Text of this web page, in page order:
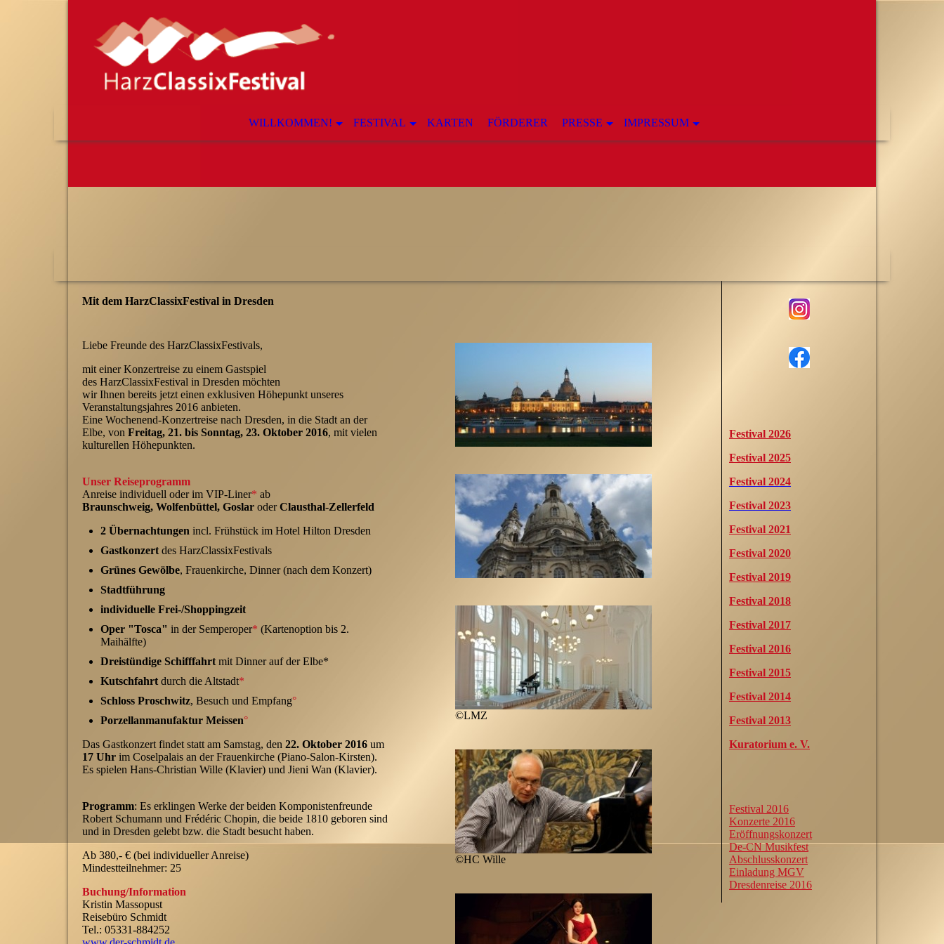
WILLKOMMEN! FESTIVAL KARTEN FÖRDERER PRESSE IMPRESSUM
Mit dem HarzClassixFestival in Dresden
Liebe Freunde des HarzClassixFestivals,
mit einer Konzertreise zu einem Gastspiel
des HarzClassixFestival in Dresden möchten
wir Ihnen bereits jetzt einen exklusiven Höhepunkt unseres
Veranstaltungsjahres 2016 anbieten.
Eine Wochenend-Konzertreise nach Dresden, in die Stadt an der
Elbe, von Freitag, 21. bis Sonntag, 23. Oktober 2016, mit vielen
kulturellen Höhepunkten.
Unser Reiseprogramm
Anreise individuell oder im VIP-Liner* ab
Braunschweig, Wolfenbüttel, Goslar oderClausthal-Zellerfeld
2 Übernachtungen incl. Frühstück im Hotel Hilton Dresden
Gastkonzert des HarzClassixFestivals
Grünes Gewölbe, Frauenkirche, Dinner (nach dem Konzert)
Stadtführung
individuelle Frei-/Shoppingzeit
Oper "Tosca" in der Semperoper* (Kartenoption bis 2.
Maihälfte)
Dreistündige Schifffahrt mit Dinner auf der Elbe*
Kutschfahrt durch die Altstadt*
Schloss Proschwitz, Besuch und Empfang°
Porzellanmanufaktur Meissen°
Das Gastkonzert findet statt am Samstag, den 22. Oktober 2016 um
17 Uhr im Coselpalais an der Frauenkirche (Piano-Salon-Kirsten).
Es spielen Hans-Christian Wille (Klavier) und Jieni Wan (Klavier).
Programm: Es erklingen Werke der beiden Komponistenfreunde
Robert Schumann und Frédéric Chopin, die beide 1810 geboren sind
und in Dresden gelebt bzw. die Stadt besucht haben.
Ab 380,- € (bei individueller Anreise)
Mindestteilnehmer: 25
Buchung/Information
Kristin Massopust
Reisebüro Schmidt
Tel.: 05331-884252
©LMZ
©HC Wille
Festival 2026
Festival 2025
Festival 2024
Festival 2023
Festival 2021
Festival 2020
Festival 2019
Festival 2018
Festival 2017
Festival 2016
Festival 2015
Festival 2014
Festival 2013
Kuratorium e. V.
Festival 2016
Konzerte 2016
Eröffnungskonzert
De-CN Musikfest
Abschlusskonzert
Einladung MGV
Dresdenreise 2016